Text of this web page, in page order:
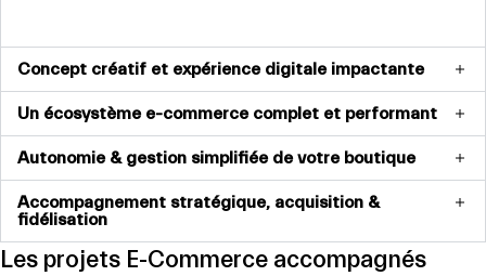
Concept créatif et expérience digitale impactante
Un écosystème e-commerce complet et performant
Autonomie & gestion simplifiée de votre boutique
Accompagnement stratégique, acquisition &
fidélisation
Les projets E-Commerce accompagnés